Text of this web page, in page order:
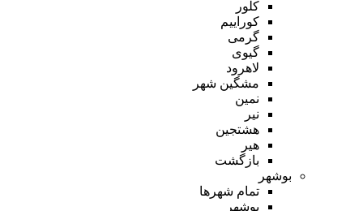
کلور
کوراییم
گرمی
گیوی
لاهرود
مشگین شهر
نمین
نیر
هشتجین
هیر
بازگشت
بوشهر
تمام شهر‌ها
بوشهر